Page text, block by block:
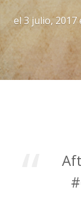
el3 julio, 2017